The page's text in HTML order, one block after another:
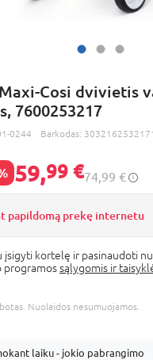
Cosi dvivietis
7600253217
0244 Barkodas: 3032162532171
59,99 €74,99 €
papildomą prekę internetu
įsigyti kortelę ir pasinaudoti
programossąlygomis ir
Nuolaidos nesumuojamos.
laiku - jokio pabrangimo